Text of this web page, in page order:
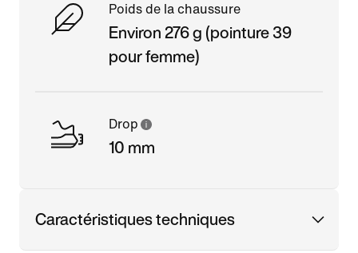
Poids de la chaussure
Environ 276 g (pointure 39
pour femme)
Drop
10 mm
Caractéristiques techniques